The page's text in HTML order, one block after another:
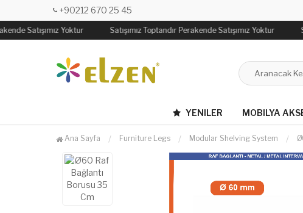
+90212 670 25 45
Satışımız Yoktur Satışımız Toptandır Perakende Satışımız Yoktur
YENILER MOBILYA
Ana Sayfa Furniture Legs Modular Shelving System